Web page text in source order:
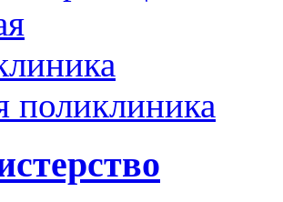
поликлиника